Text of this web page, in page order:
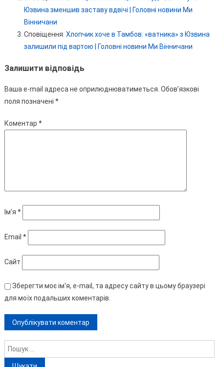
Юзвина зменшив заставу вдвічі | Головні новини Ми
Вінничани
Сповіщення: Хлопчик хоче в Тамбов: «ватника» з Юзвина
залишили під вартою | Головні новини Ми Вінничани
Залишити відповідь
Ваша e-mail адреса не оприлюднюватиметься. Обов’язкові
поля позначені *
Коментар *
Ім'я *
Email *
Сайт
Зберегти моє ім'я, e-mail, та адресу сайту в цьому браузері
для моїх подальших коментарів.
Пошук: